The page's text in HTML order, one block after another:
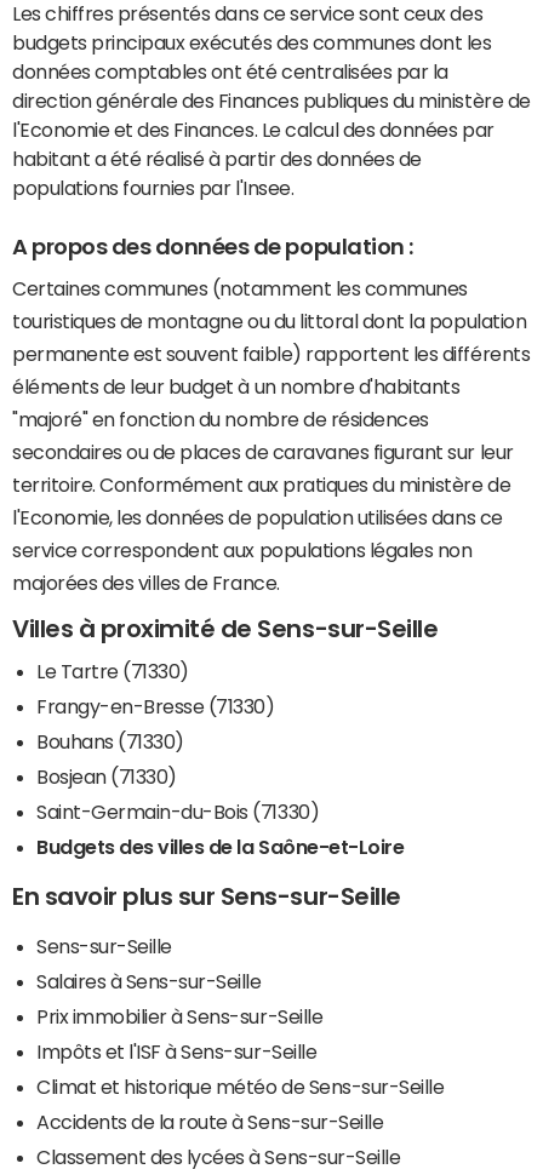
Les chiffres présentés dans ce service sont ceux des
budgets principaux exécutés des communes dont les
données comptables ont été centralisées par la
direction générale des Finances publiques du ministère de
l'Economie et des Finances. Le calcul des données par
habitant a été réalisé à partir des données de
populations fournies par l'Insee.
A propos des données de population :
Certaines communes (notamment les communes
touristiques de montagne ou du littoral dont la population
permanente est souvent faible) rapportent les différents
éléments de leur budget à un nombre d'habitants
"majoré" en fonction du nombre de résidences
secondaires ou de places de caravanes figurant sur leur
territoire. Conformément aux pratiques du ministère de
l'Economie, les données de population utilisées dans ce
service correspondent aux populations légales non
majorées des villes de France.
Villes à proximité de Sens-sur-Seille
Le Tartre (71330)
Frangy-en-Bresse (71330)
Bouhans (71330)
Bosjean (71330)
Saint-Germain-du-Bois (71330)
Budgets des villes de la Saône-et-Loire
En savoir plus sur Sens-sur-Seille
Sens-sur-Seille
Salaires à Sens-sur-Seille
Prix immobilier à Sens-sur-Seille
Impôts et l'ISF à Sens-sur-Seille
Climat et historique météo de Sens-sur-Seille
Accidents de la route à Sens-sur-Seille
Classement des lycées à Sens-sur-Seille